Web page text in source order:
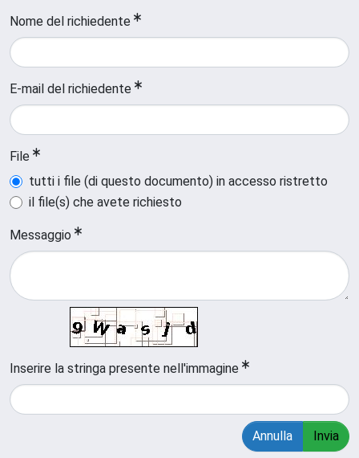
Nome del richiedente
E-mail del richiedente
File
tutti i file (di questo documento) in accesso ristretto
il file(s) che avete richiesto
Messaggio
Inserire la stringa presente nell'immagine
Annulla Invia